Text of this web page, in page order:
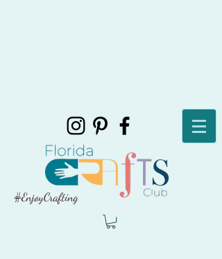
#EnjoyCrafting